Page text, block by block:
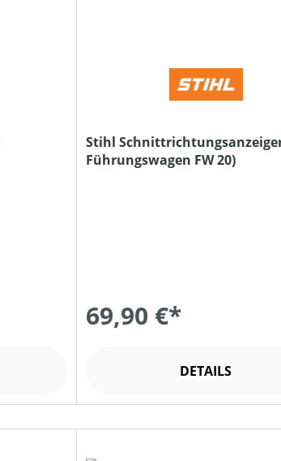
Stihl
Führungswagen FW 20)
69,90 €*
DETAILS